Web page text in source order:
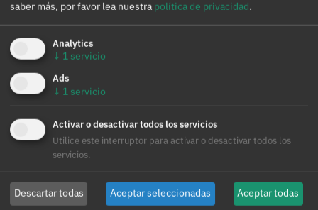
SISTEMAS HÍBRIDOS DE RENOVABLES Y
BATERÍAS
En AleaSoft Energy Forecasting se realizan estudios, análisis e
informes para sistemas híbridos, principalmente de solar
fotovoltaica con baterías, pero también de solar fotovoltaica con
objetivo de estos estudios, análisis e informes es definir
estrategias de optimización del funcionamiento de los sistemas
cuenta la estrategia definida y las previsiones de precios horarios
de largo plazo del mercado se realiza la estimación de los
saber más, por favor lea nuestra política de privacidad.
Analytics
↓ 1 servicio
Ads
↓ 1 servicio
Activar o desactivar todos los servicios
Utilice este interruptor para activar o desactivar todos los
servicios.
Descartar todas Aceptar seleccionadas Aceptar todas